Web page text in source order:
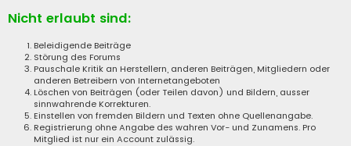
Nicht erlaubt sind:
Beleidigende Beiträge
Störung des Forums
Pauschale Kritik an Herstellern, anderen Beiträgen, Mitgliedern oder
anderen Betreibern von Internetangeboten
Löschen von Beiträgen (oder Teilen davon) und Bildern, ausser
sinnwahrende Korrekturen.
Einstellen von fremden Bildern und Texten ohne Quellenangabe.
Registrierung ohne Angabe des wahren Vor- und Zunamens. Pro
Mitglied ist nur ein Account zulässig.